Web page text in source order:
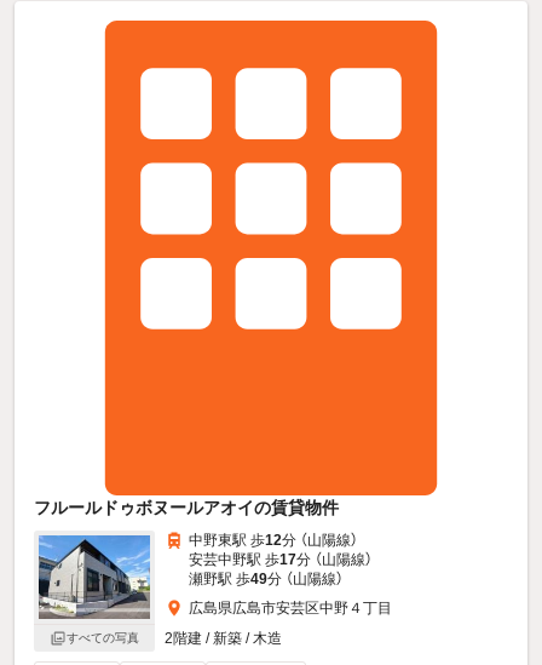
フルールドゥボヌールアオイの賃貸物件
すべての写真
中野東駅 歩12分 （山陽線）
安芸中野駅 歩17分 （山陽線）
瀬野駅 歩49分 （山陽線）
広島県広島市安芸区中野４丁目
2階建 / 新築 / 木造